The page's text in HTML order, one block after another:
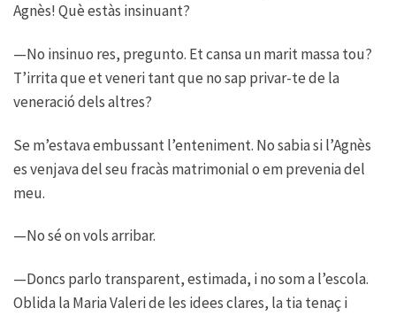
Agnès! Què estàs insinuant?
—No insinuo res, pregunto. Et cansa un marit massa tou?
T’irrita que et veneri tant que no sap privar-te de la
veneració dels altres?
Se m’estava embussant l’enteniment. No sabia si l’Agnès
es venjava del seu fracàs matrimonial o em prevenia del
meu.
—No sé on vols arribar.
—Doncs parlo transparent, estimada, i no som a l’escola.
Oblida la Maria Valeri de les idees clares, la tia tenaç i